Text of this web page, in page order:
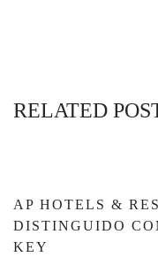
RELATED
AP HOTELS &
DISTINGUIDO
KEY